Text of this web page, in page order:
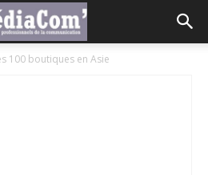
100 boutiques en Asie